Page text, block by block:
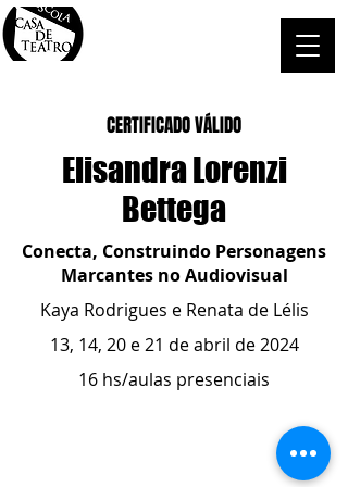
CERTIFICADO VÁLIDO
Elisandra Lorenzi
Bettega
Conecta, Construindo Personagens
Marcantes no Audiovisual
Kaya Rodrigues e Renata de Lélis
13, 14, 20 e 21 de abril de 2024
16 hs/aulas presenciais
ESCOLA CASA DE TEATRO
- whatsapp